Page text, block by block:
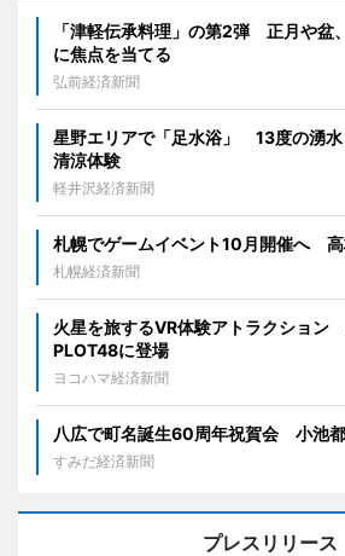
「津軽伝承料理」の第2弾 正月や盆
に焦点を当てる
弘前経済新聞
星野エリアで「足水浴」 13度の湧水
清涼体験
軽井沢経済新聞
札幌でゲームイベント10月開催へ
札幌経済新聞
火星を旅するVR体験アトラクション
PLOT48に登場
ヨコハマ経済新聞
八広で町名誕生60周年祝賀会 小池
すみだ経済新聞
プレスリリース